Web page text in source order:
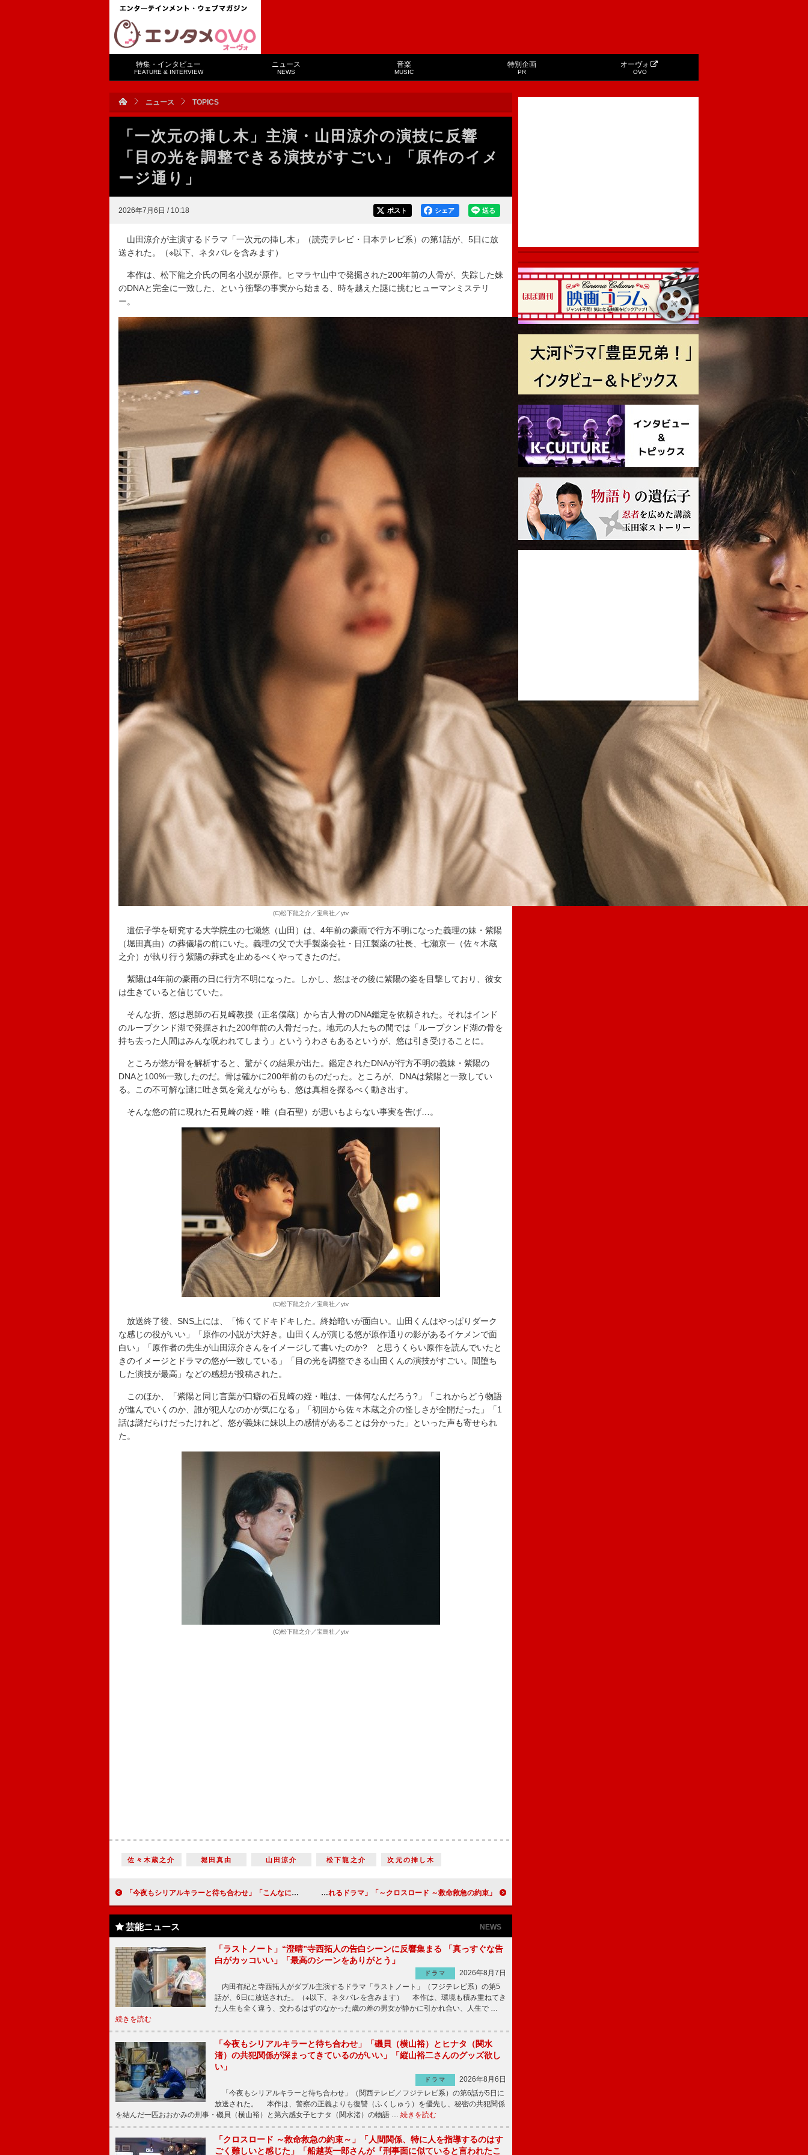
特集・インタビュー
FEATURE & INTERVIEW
ニュース
NEWS
音楽
MUSIC
特別企画
PR
オーヴォ
OVO
ニュース TOPICS
「一次元の挿し木」主演・山田涼介の演技に反響
「目の光を調整できる演技がすごい」「原作のイメ
ージ通り」
2026年7月6日 / 10:18 送る
シェア
ポスト
山田涼介が主演するドラマ「一次元の挿し木」（読売テレビ・日本テレビ系）の第1話が、5日に放
送された。（※以下、ネタバレを含みます）
本作は、松下龍之介氏の同名小説が原作。ヒマラヤ山中で発掘された200年前の人骨が、失踪した妹
のDNAと完全に一致した、という衝撃の事実から始まる、時を越えた謎に挑むヒューマンミステリ
ー。
(C)松下龍之介／宝島社／ytv
遺伝子学を研究する大学院生の七瀬悠（山田）は、4年前の豪雨で行方不明になった義理の妹・紫陽
（堀田真由）の葬儀場の前にいた。義理の父で大手製薬会社・日江製薬の社長、七瀬京一（佐々木蔵
之介）が執り行う紫陽の葬式を止めるべくやってきたのだ。
紫陽は4年前の豪雨の日に行方不明になった。しかし、悠はその後に紫陽の姿を目撃しており、彼女
は生きていると信じていた。
そんな折、悠は恩師の石見崎教授（正名僕蔵）から古人骨のDNA鑑定を依頼された。それはインド
のループクンド湖で発掘された200年前の人骨だった。地元の人たちの間では「ループクンド湖の骨を
持ち去った人間はみんな呪われてしまう」といううわさもあるというが、悠は引き受けることに。
ところが悠が骨を解析すると、驚がくの結果が出た。鑑定されたDNAが行方不明の義妹・紫陽の
DNAと100%一致したのだ。骨は確かに200年前のものだった。ところが、DNAは紫陽と一致してい
る。この不可解な謎に吐き気を覚えながらも、悠は真相を探るべく動き出す。
そんな悠の前に現れた石見崎の姪・唯（白石聖）が思いもよらない事実を告げ…。
(C)松下龍之介／宝島社／ytv
放送終了後、SNS上には、「怖くてドキドキした。終始暗いが面白い。山田くんはやっぱりダーク
な感じの役がいい」「原作の小説が大好き。山田くんが演じる悠が原作通りの影があるイケメンで面
白い」「原作者の先生が山田涼介さんをイメージして書いたのか? と思うくらい原作を読んでいたと
きのイメージとドラマの悠が一致している」「目の光を調整できる山田くんの演技がすごい。闇堕ち
した演技が最高」などの感想が投稿された。
このほか、「紫陽と同じ言葉が口癖の石見崎の姪・唯は、一体何なんだろう?」「これからどう物語
が進んでいくのか、誰が犯人なのかが気になる」「初回から佐々木蔵之介の怪しさが全開だった」「1
話は謎だらけだったけれど、悠が義妹に妹以上の感情があることは分かった」といった声も寄せられ
た。
(C)松下龍之介／宝島社／ytv
佐々木蔵之介 堀田真由 山田涼介 松下龍之介 次元の挿し木
「今夜もシリアルキラーと待ち合わせ」「こんなにシリアルキラーが街中にあふれていたらたまったもんじゃないよな」「このバディが、次はどんな事件に巻き込まれるのか楽しみ」 「クロスロード ～救命救急の約束～」「医師がいつも正しい判断をしているとは限らない。なかなか考えさせられるドラマ」「今田美桜は、半人前だが一生懸命な役が似合う」
芸能ニュース NEWS
「ラストノート」“澄晴”寺西拓人の告白シーンに反響集まる 「真っすぐな告
白がカッコいい」「最高のシーンをありがとう」
ドラマ
2026年8月7日
内田有紀と寺西拓人がダブル主演するドラマ「ラストノート」（フジテレビ系）の第5
話が、6日に放送された。（※以下、ネタバレを含みます） 本作は、環境も積み重ねてき
た人生も全く違う、交わるはずのなかった歳の差の男女が静かに引かれ合い、人生で …
続きを読む
「今夜もシリアルキラーと待ち合わせ」「磯貝（横山裕）とヒナタ（関水
渚）の共犯関係が深まってきているのがいい」「縦山裕二さんのグッズ欲し
い」
ドラマ
2026年8月6日
「今夜もシリアルキラーと待ち合わせ」（関西テレビ／フジテレビ系）の第6話が5日に
放送された。 本作は、警察の正義よりも復讐（ふくしゅう）を優先し、秘密の共犯関係
を結んだ一匹おおかみの刑事・磯貝（横山裕）と第六感女子ヒナタ（関水渚）の物語 … 続きを読む
「クロスロード ～救命救急の約束～」「人間関係、特に人を指導するのはす
ごく難しいと感じた」「船越英一郎さんが『刑事面に似ていると言われたこ